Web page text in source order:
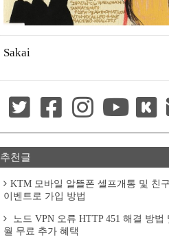
Sakai
추천글
KTM 모바일 알뜰폰 셀프개통 및 친
이벤트로 가입 방법
노드 VPN 오류 HTTP 451 해결 방법
월 무료 추가 혜택